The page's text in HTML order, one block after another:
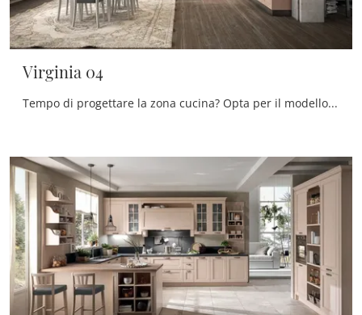
Virginia 04
Tempo di progettare la zona cucina? Opta per il modello Virginia 04 Stosa tra le nostre Cucine Classiche ad angolo.